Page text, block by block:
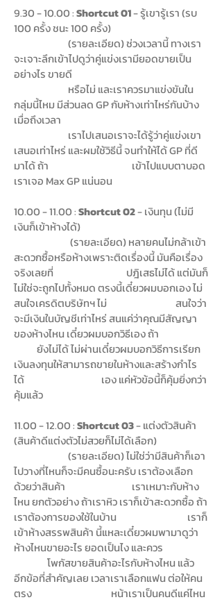
9.30 - 10.00:Shortcut 01-รู้เขารู้เรา (รบ
100 ครั้ง ชนะ 100 ครั้ง)
(รายละเอียด) ช่วงเวลานี้ ทางเรา
จะเจาะลึกเข้าไปดูว่าคู่แข่งเรามียอดขายเป็น
อย่างไรขายดี
หรือไม่ และเราควรมาแข่งขันใน
กลุ่มนี้ไหม มีส่วนลด GP กับห้างเท่าไหร่กันบ้าง
เมื่อถึงเวลา
เราไปเสนอเราจะได้รู้ว่าคู่แข่งเขา
เสนอเท่าไหร่ และผมใช้วิธีนี้ จนทำให้ได้ GP ที่ดี
มาได้ ถ้า เข้าไปแบบตาบอด
เราเจอ Max GP แน่นอน
10.00 - 11.00:Shortcut 02- เงินทุน (ไม่มี
เงินก็เข้าห้างได้)
(รายละเอียด) หลายคนไม่กล้าเข้า
สะดวกซื้อหรือห้างเพราะติดเรื่องนี้ มันคือเรื่อง
จริงเลยที่ ปฎิเสธไม่ได้ แต่มันก็
ไม่ใช่จะถูกไปทั้งหมด ตรงนี้เดี๋ยวผมบอกเอง ไม่
สนใจเครดิตบริษัทฯ ไม่ สนใจว่า
จะมีเงินในบัญชีเท่าไหร่ สนแค่ว่าคุณมีสัญญา
ของห้างไหน เดี๋ยวผมบอกวิธีเอง ถ้า
ยังไม่ได้ ไม่ผ่านเดี๋ยวผมบอกวิธีการเรียก
เงินลงทุนให้สามารถขายในห้างและสร้างกำไร
ได้ เอง แค่หัวข้อนี้ก็คุ้มยิ่งกว่า
คุ้มแล้ว
11.00 - 12.00:Shortcut 03- แต่งตัวสินค้า
(สินค้าดีแต่งตัวไม่สวยก็ไม่ได้เลือก)
(รายละเอียด) ไม่ใช่ว่ามีสินค้าก็เอา
ไปวางที่ไหนก็จะมีคนซื้อนะครับ เราต้องเลือก
ด้วยว่าสินค้า เราเหมาะกับห้าง
ไหน ยกตัวอย่าง ถ้าเราหิว เราก็เข้าสะดวกซื้อ ถ้า
เราต้องการของใช้ในบ้าน เราก็
เข้าห้างสรรพสินค้า นี้แหละเดี๋ยวผมพามาดูว่า
ห้างไหนขายอะไร ยอดเป็นไง และควร
โพกัสขายสินค้าอะไรกับห้างไหน แล้ว
อีกข้อที่สำคัญเลย เวลาเราเลือกแฟน ต่อให้คน
ตรง หน้าเราเป็นคนดีแค่ไหน